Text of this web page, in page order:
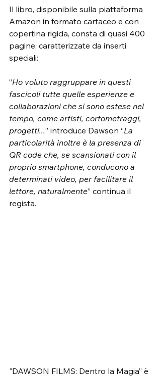
Il libro, disponibile sulla piattaforma
Amazon in formato cartaceo e con
copertina rigida, consta di quasi 400
pagine, caratterizzate da inserti
speciali:
“Ho voluto raggruppare in questi
fascicoli tutte quelle esperienze e
collaborazioni che si sono estese nel
tempo, come artisti, cortometraggi,
progetti...” introduce Dawson “La
particolarità inoltre è la presenza di
QR code che, se scansionati con il
proprio smartphone, conducono a
determinati video, per facilitare il
lettore, naturalmente” continua il
regista.
"DAWSON FILMS: Dentro la Magia” è